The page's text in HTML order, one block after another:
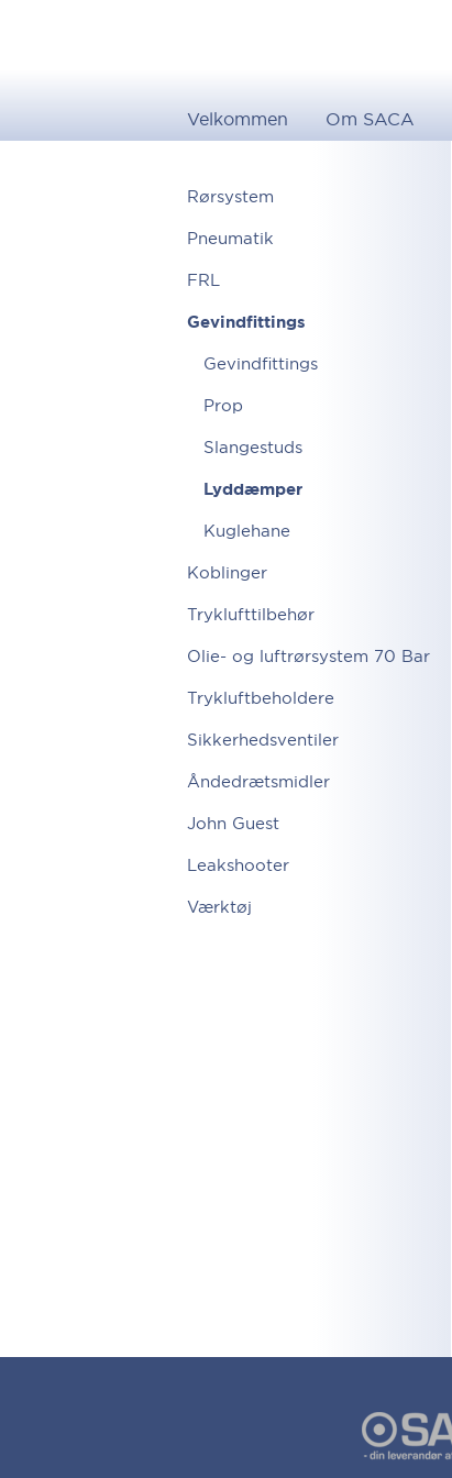
Velkommen Om SACA
Rørsystem
Pneumatik
FRL
Gevindfittings
Gevindfittings
Prop
Slangestuds
Lyddæmper
Kuglehane
Koblinger
Tryklufttilbehør
Olie- og luftrørsystem 70 Bar
Trykluftbeholdere
Sikkerhedsventiler
Åndedrætsmidler
John Guest
Leakshooter
Værktøj